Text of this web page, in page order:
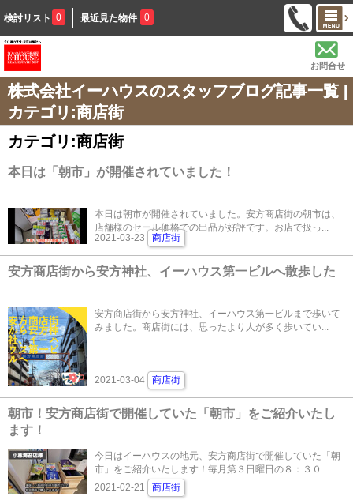
検討リスト 0 最近見た物件 0
お問合せ
株式会社イーハウスのスタッフブログ記事一覧 |
カテゴリ:商店街
カテゴリ:商店街
本日は「朝市」が開催されていました！
本日は朝市が開催されていました。安方商店街の朝市は、
店舗様のセール価格での出品が好評です。お店で扱っ...
2021-03-23
商店街
安方商店街から安方神社、イーハウス第一ビルへ散歩した
安方商店街から安方神社、イーハウス第一ビルまで歩いて
みました。商店街には、思ったより人が多く歩いてい...
2021-03-04 商店街
朝市！安方商店街で開催していた「朝市」をご紹介いたし
ます！
今日はイーハウスの地元、安方商店街で開催していた「朝
市」をご紹介いたします！毎月第３日曜日の８：３０...
2021-02-21
商店街